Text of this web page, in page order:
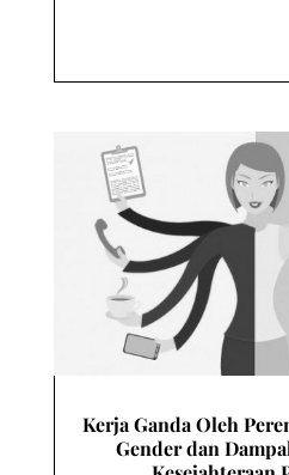
Kerja Ganda Oleh
Gender dan